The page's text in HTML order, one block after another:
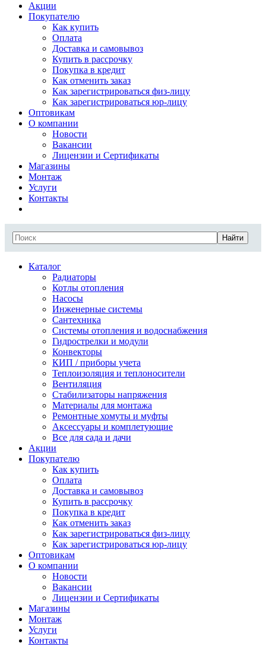
Акции
Покупателю
Как купить
Оплата
Доставка и самовывоз
Купить в рассрочку
Покупка в кредит
Как отменить заказ
Как зарегистрироваться физ-лицу
Как зарегистрироваться юр-лицу
Оптовикам
О компании
Новости
Вакансии
Лицензии и Сертификаты
Магазины
Монтаж
Услуги
Контакты
Найти
Каталог
Радиаторы
Котлы отопления
Насосы
Инженерные системы
Сантехника
Системы отопления и водоснабжения
Гидрострелки и модули
Конвекторы
КИП / приборы учета
Теплоизоляция и теплоносители
Вентиляция
Стабилизаторы напряжения
Материалы для монтажа
Ремонтные хомуты и муфты
Аксессуары и комплетующие
Все для сада и дачи
Акции
Покупателю
Как купить
Оплата
Доставка и самовывоз
Купить в рассрочку
Покупка в кредит
Как отменить заказ
Как зарегистрироваться физ-лицу
Как зарегистрироваться юр-лицу
Оптовикам
О компании
Новости
Вакансии
Лицензии и Сертификаты
Магазины
Монтаж
Услуги
Контакты